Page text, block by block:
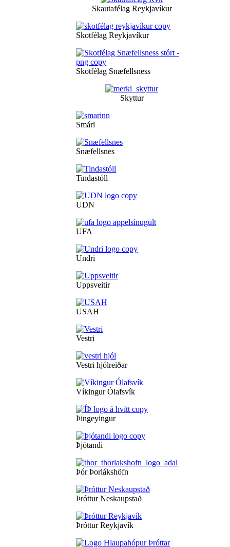
Skautafélag Reykjavíkur
Skotfélag Reykjavíkur
Skotfélag Snæfellsness
Skyttur
Smári
Snæfellsnes
Tindastóll
UDN
UFA
Undri
Uppsveitir
USAH
Vestri
Vestri hjólreiðar
Víkingur Ólafsvík
Þingeyingur
Þjótandi
Þór Þorlákshöfn
Þróttur Neskaupstað
Þróttur Reykjavík